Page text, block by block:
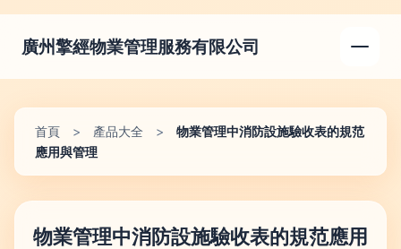
廣州擎經物業管理服務有限公司
首頁 > 產品大全 >
物業管理中消防設施驗收表的規范
應用與管理
物業管理中消防設施驗收表的規范應用